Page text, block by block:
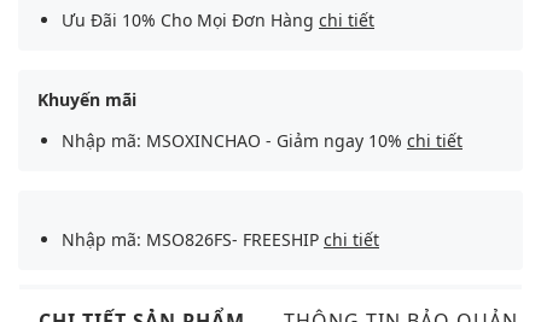
Ưu Đãi 10% Cho Mọi Đơn Hàng chi tiết
Khuyến mãi
Nhập mã: MSOXINCHAO - Giảm ngay 10% chi tiết
Nhập mã: MSO826FS- FREESHIP chi tiết